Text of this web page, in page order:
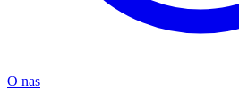
O nas